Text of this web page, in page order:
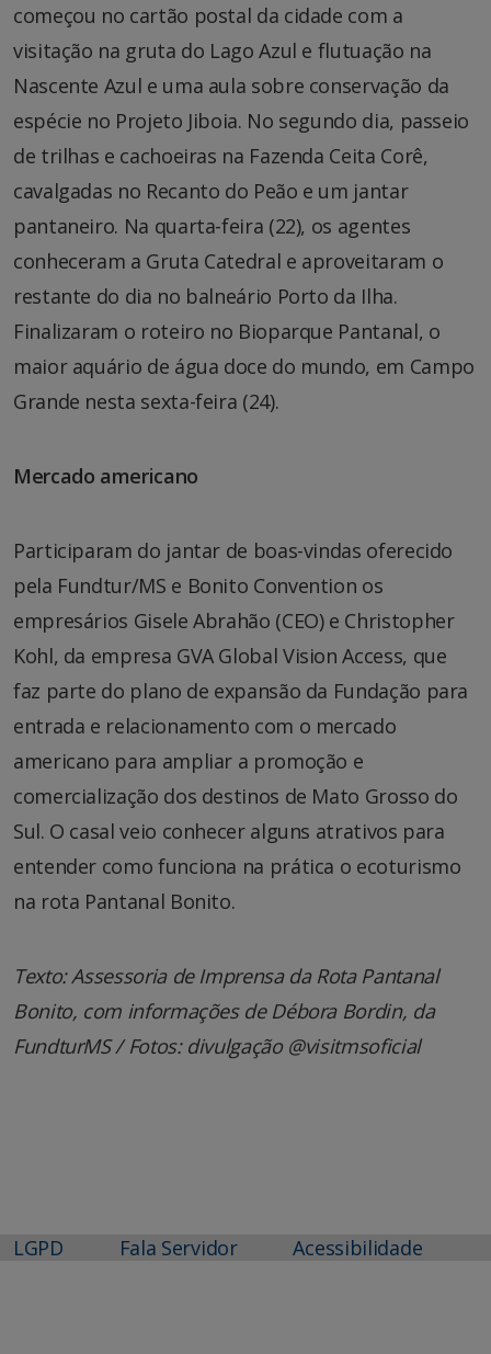
começou no cartão postal da cidade com a
visitação na gruta do Lago Azul e flutuação na
Nascente Azul e uma aula sobre conservação da
espécie no Projeto Jiboia. No segundo dia, passeio
de trilhas e cachoeiras na Fazenda Ceita Corê,
cavalgadas no Recanto do Peão e um jantar
pantaneiro. Na quarta-feira (22), os agentes
conheceram a Gruta Catedral e aproveitaram o
restante do dia no balneário Porto da Ilha.
Finalizaram o roteiro no Bioparque Pantanal, o
maior aquário de água doce do mundo, em Campo
Grande nesta sexta-feira (24).
Mercado americano
Participaram do jantar de boas-vindas oferecido
pela Fundtur/MS e Bonito Convention os
empresários Gisele Abrahão (CEO) e Christopher
Kohl, da empresa GVA Global Vision Access, que
faz parte do plano de expansão da Fundação para
entrada e relacionamento com o mercado
americano para ampliar a promoção e
comercialização dos destinos de Mato Grosso do
Sul. O casal veio conhecer alguns atrativos para
entender como funciona na prática o ecoturismo
na rota Pantanal Bonito.
Texto: Assessoria de Imprensa da Rota Pantanal
Bonito, com informações de Débora Bordin, da
FundturMS / Fotos: divulgação @visitmsoficial
LGPD Fala Servidor Acessibilidade